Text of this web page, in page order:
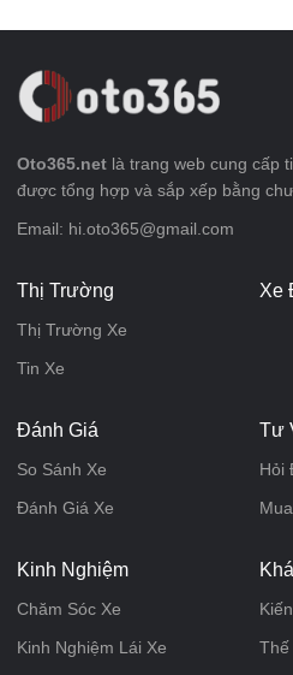
Oto365.net là trang web cung cấp
được tổng hợp và sắp xếp bằng
Email: hi.oto365@gmail.com
Thị Trường
Thị Trường Xe
Tin Xe
Xe
Đánh Giá
So Sánh Xe
Đánh Giá Xe
Tư
Hỏi
Kinh Nghiệm
Chăm Sóc Xe
Kinh Nghiệm Lái Xe
Thế